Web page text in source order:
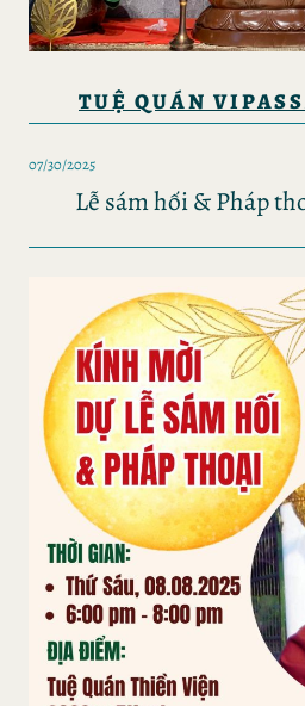
TUỆ QUÁN
07/30/2025
Lễ sám hối & Pháp